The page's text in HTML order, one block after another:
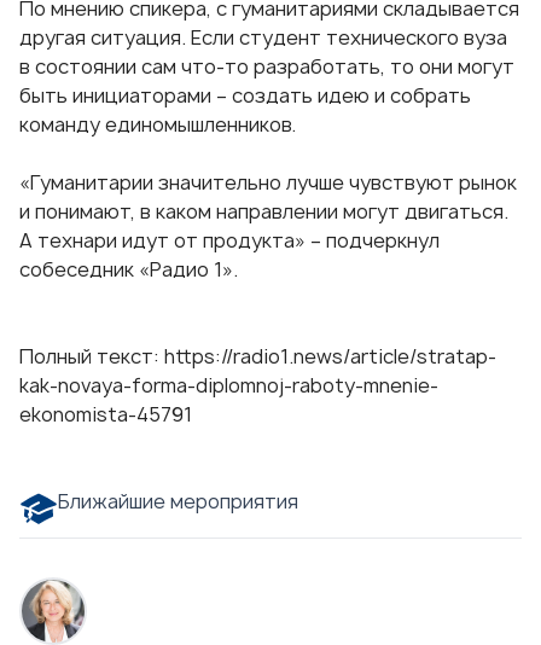
По мнению спикера, с гуманитариями складывается
другая ситуация. Если студент технического вуза
в состоянии сам что-то разработать, то они могут
быть инициаторами – создать идею и собрать
команду единомышленников.
«Гуманитарии значительно лучше чувствуют рынок
и понимают, в каком направлении могут двигаться.
А технари идут от продукта» – подчеркнул
собеседник «Радио 1».
Полный текст: https://radio1.news/article/stratap-
kak-novaya-forma-diplomnoj-raboty-mnenie-
ekonomista-45791
Ближайшие мероприятия